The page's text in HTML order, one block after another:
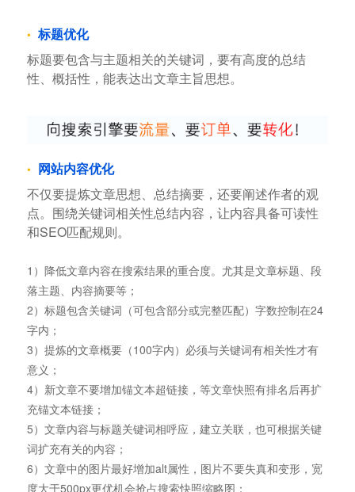
标题优化
标题要包含与主题相关的关键词，要有高度的总结
性、概括性，能表达出文章主旨思想。
网站内容优化
不仅要提炼文章思想、总结摘要，还要阐述作者的观
点。围绕关键词相关性总结内容，让内容具备可读性
和SEO匹配规则。
1）降低文章内容在搜索结果的重合度。尤其是文章标题、段
落主题、内容摘要等；
2）标题包含关键词（可包含部分或完整匹配）字数控制在24
字内；
3）提炼的文章概要（100字内）必须与关键词有相关性才有
意义；
4）新文章不要增加锚文本超链接，等文章快照有排名后再扩
充锚文本链接；
5）文章内容与标题关键词相呼应，建立关联，也可根据关键
词扩充有关的内容；
6）文章中的图片最好增加alt属性，图片不要失真和变形，宽
度大于500px更优机会抢占搜索快照缩略图；